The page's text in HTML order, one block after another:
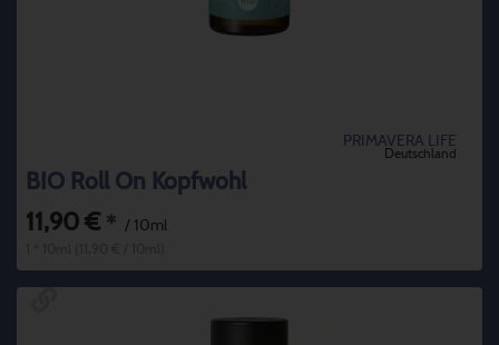
PRIMAVERA LIFE
Deutschland
BIO Roll On Kopfwohl
11,90 € * / 10ml